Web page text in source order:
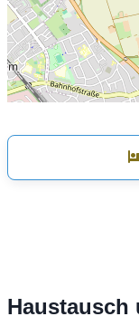
Haustausch